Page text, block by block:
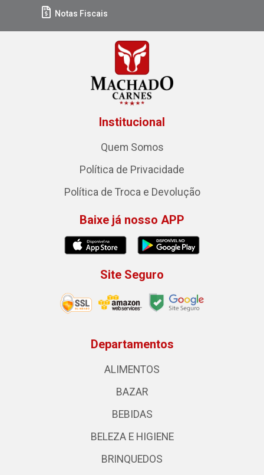
Notas Fiscais
Institucional
Quem Somos
Política de Privacidade
Política de Troca e Devolução
Baixe já nosso APP
Site Seguro
Departamentos
ALIMENTOS
BAZAR
BEBIDAS
BELEZA E HIGIENE
BRINQUEDOS